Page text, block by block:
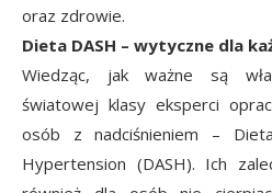
oraz zdrowie.
Dieta DASH – wytyczne dla
Wiedząc, jak ważne są
światowej klasy eksperci
osób z nadciśnieniem –
Hypertension (DASH). Ich